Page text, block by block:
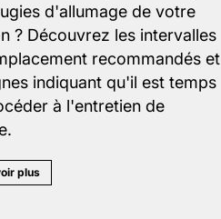
d'allumage de votre
? Découvrez les intervalles
recommandés et
indiquant qu'il est temps
à l'entretien de
plus